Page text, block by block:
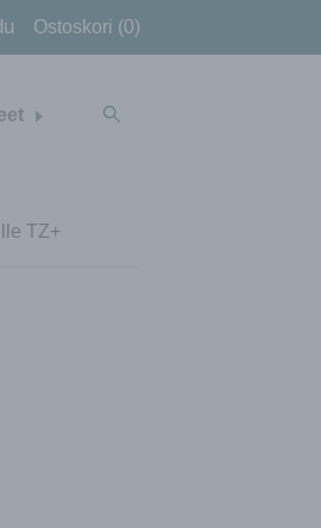
Ostoskori (0)
TZ+